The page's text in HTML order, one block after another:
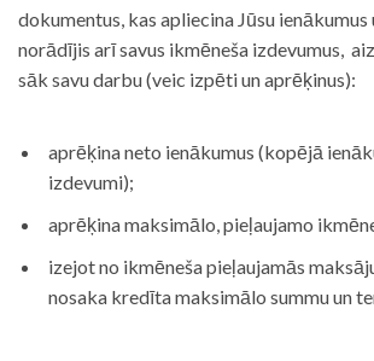
dokumentus, kas apliecina Jūsu ienākumus
norādījis arī savus ikmēneša izdevumus,
sāk savu darbu (veic izpēti un aprēķinus):
aprēķina neto ienākumus (kopējā
izdevumi);
aprēķina maksimālo, pieļaujamo
izejot no ikmēneša pieļaujamās
nosaka kredīta maksimālo summu un